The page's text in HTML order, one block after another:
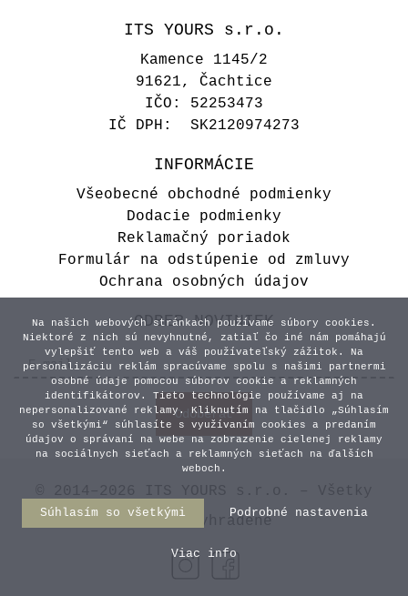
ITS YOURS s.r.o.
Kamence 1145/2
91621, Čachtice
IČO: 52253473
IČ DPH: SK2120974273
INFORMÁCIE
Všeobecné obchodné podmienky
Dodacie podmienky
Reklamačný poriadok
Formulár na odstúpenie od zmluvy
Ochrana osobných údajov
ODBER NOVINIEK
práva vyhradené
Na našich webových stránkach používame súbory cookies.
Niektoré z nich sú nevyhnutné, zatiaľ čo iné nám pomáhajú
vylepšiť tento web a váš používateľský zážitok. Na
personalizáciu reklám spracúvame spolu s našimi partnermi
osobné údaje pomocou súborov cookie a reklamných
identifikátorov. Tieto technológie používame aj na
nepersonalizované reklamy. Kliknutím na tlačidlo „Súhlasím
so všetkými“ súhlasíte s využívaním cookies a predaním
údajov o správaní na webe na zobrazenie cielenej reklamy
na sociálnych sieťach a reklamných sieťach na ďalších
weboch.
Súhlasím so všetkými Podrobné nastavenia
Viac info